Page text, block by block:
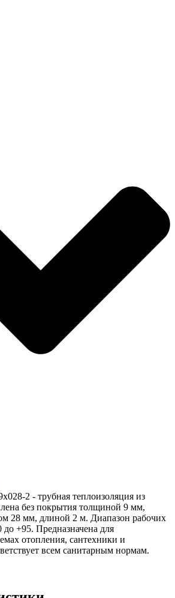
2 - трубная теплоизоляция из
без покрытия толщиной 9 мм,
28 мм, длиной 2 м. Диапазон рабочих
до +95. Предназначена для
отопления, сантехники и
всем санитарным нормам.